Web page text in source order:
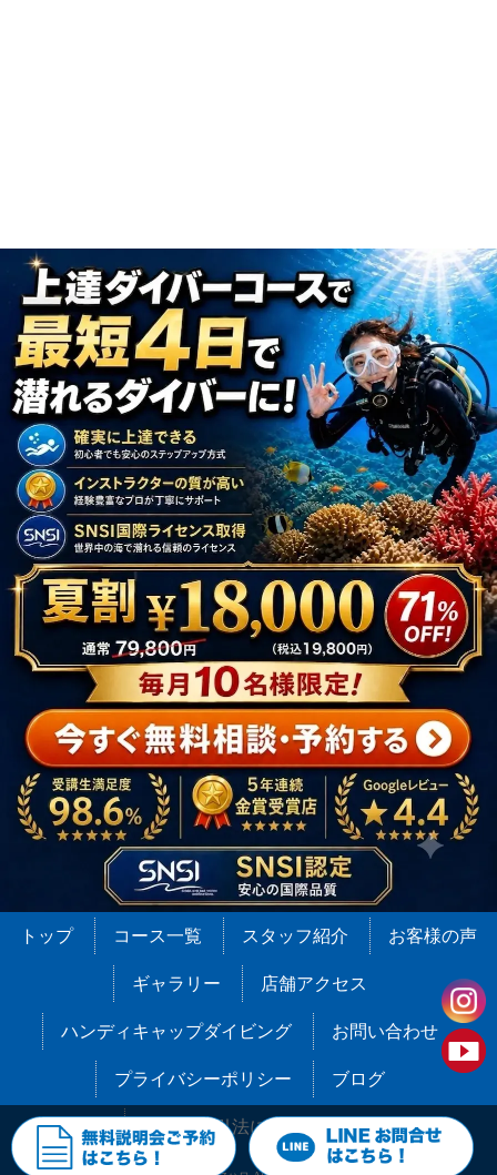
トップ コース一覧 スタッフ紹介 お客様の声
ギャラリー 店舗アクセス
ハンディキャップダイビング お問い合わせ
プライバシーポリシー ブログ
特定商取引法に基づく表記